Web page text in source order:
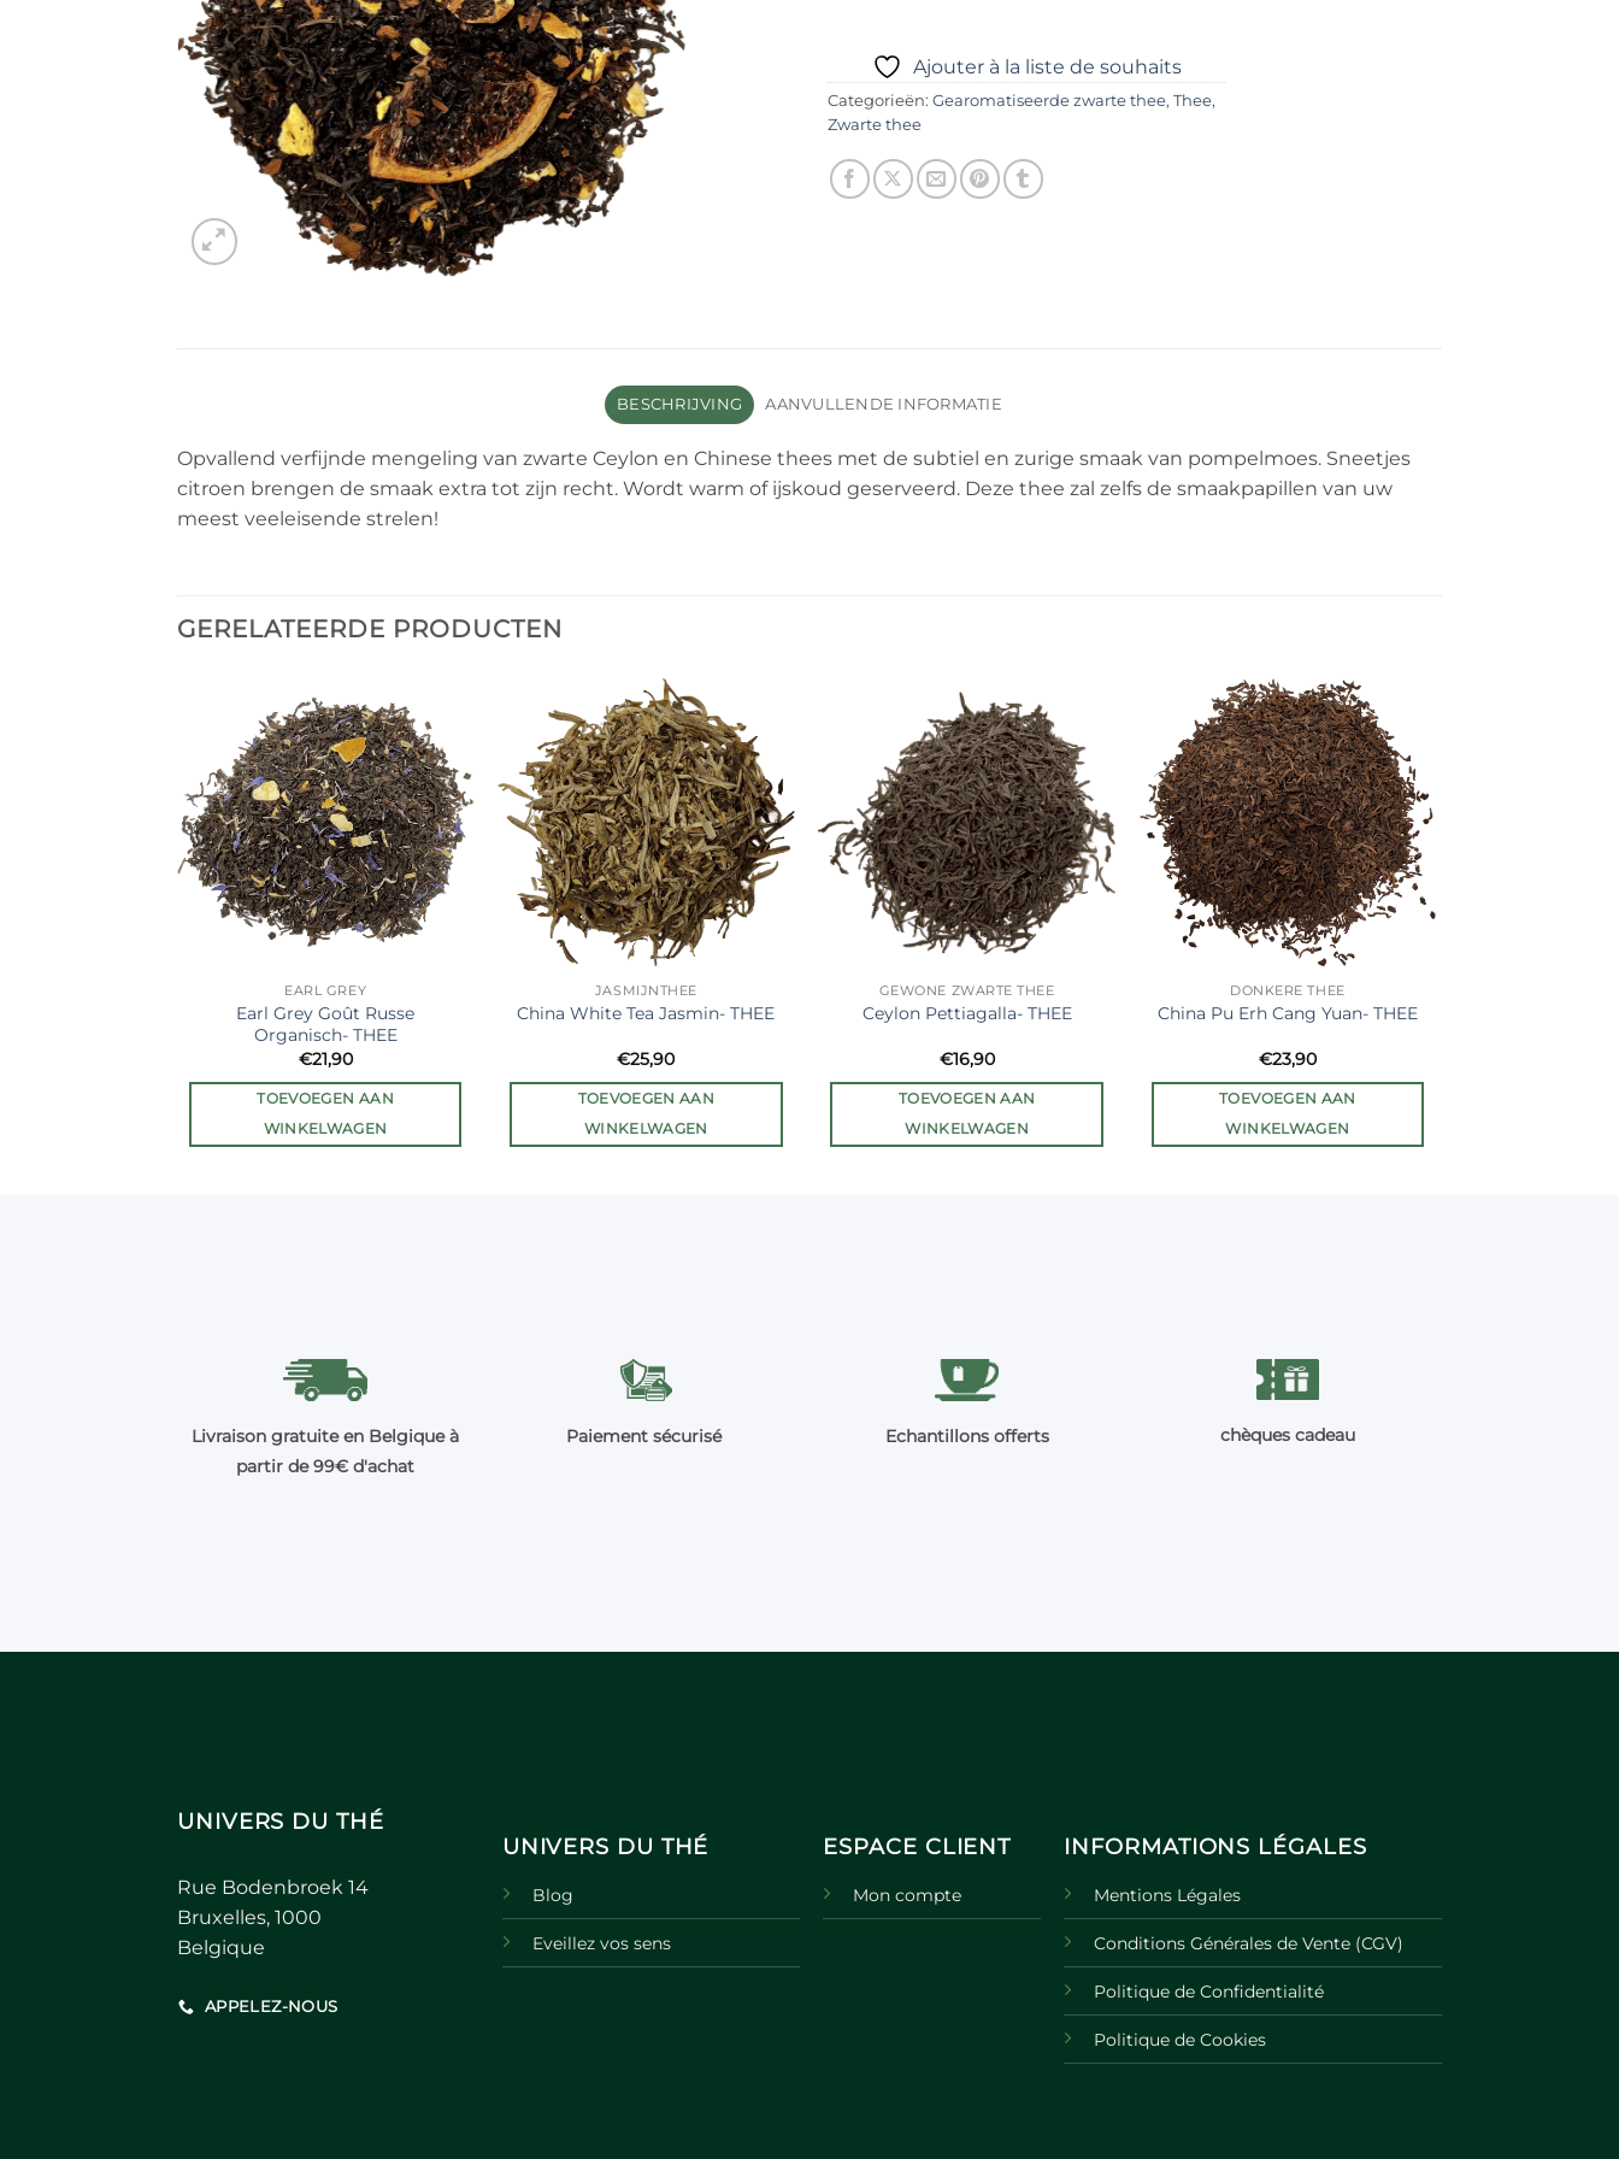
Ajouter à la liste de souhaits
Categorieën: Gearomatiseerde zwarte thee, Thee,
Zwarte thee
BESCHRIJVING AANVULLENDE INFORMATIE
Opvallend verfijnde mengeling van zwarte Ceylon en Chinese thees met de subtiel en zurige smaak van pompelmoes. Sneetjes
citroen brengen de smaak extra tot zijn recht. Wordt warm of ijskoud geserveerd. Deze thee zal zelfs de smaakpapillen van uw
meest veeleisende strelen!
GERELATEERDE PRODUCTEN
Ajouter
à la liste
de
souhaits
EARL GREY
Earl Grey Goût Russe
Organisch- THEE
€21,90
TOEVOEGEN AAN
WINKELWAGEN
Ajouter
à la liste
de
souhaits
JASMIJNTHEE
China White Tea Jasmin- THEE
€25,90
TOEVOEGEN AAN
WINKELWAGEN
Ajouter
à la liste
de
souhaits
GEWONE ZWARTE THEE
Ceylon Pettiagalla- THEE
€16,90
TOEVOEGEN AAN
WINKELWAGEN
Ajouter
à la liste
de
souhaits
DONKERE THEE
China Pu Erh Cang Yuan- THEE
€23,90
TOEVOEGEN AAN
WINKELWAGEN
Livraison gratuite en Belgique à
partir de 99€ d'achat
Paiement sécurisé Echantillons offerts chèques cadeau
UNIVERS DU THÉ
Rue Bodenbroek 14
Bruxelles, 1000
Belgique
APPELEZ-NOUS
UNIVERS DU THÉ
Blog
Eveillez vos sens
ESPACE CLIENT
Mon compte
INFORMATIONS LÉGALES
Mentions Légales
Conditions Générales de Vente (CGV)
Politique de Confidentialité
Politique de Cookies